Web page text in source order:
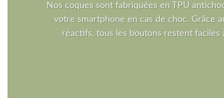
Nos coques sont fabriquées en TPU
votre smartphone en cas de choc. Grâce
réactifs, tous les boutons restent faciles